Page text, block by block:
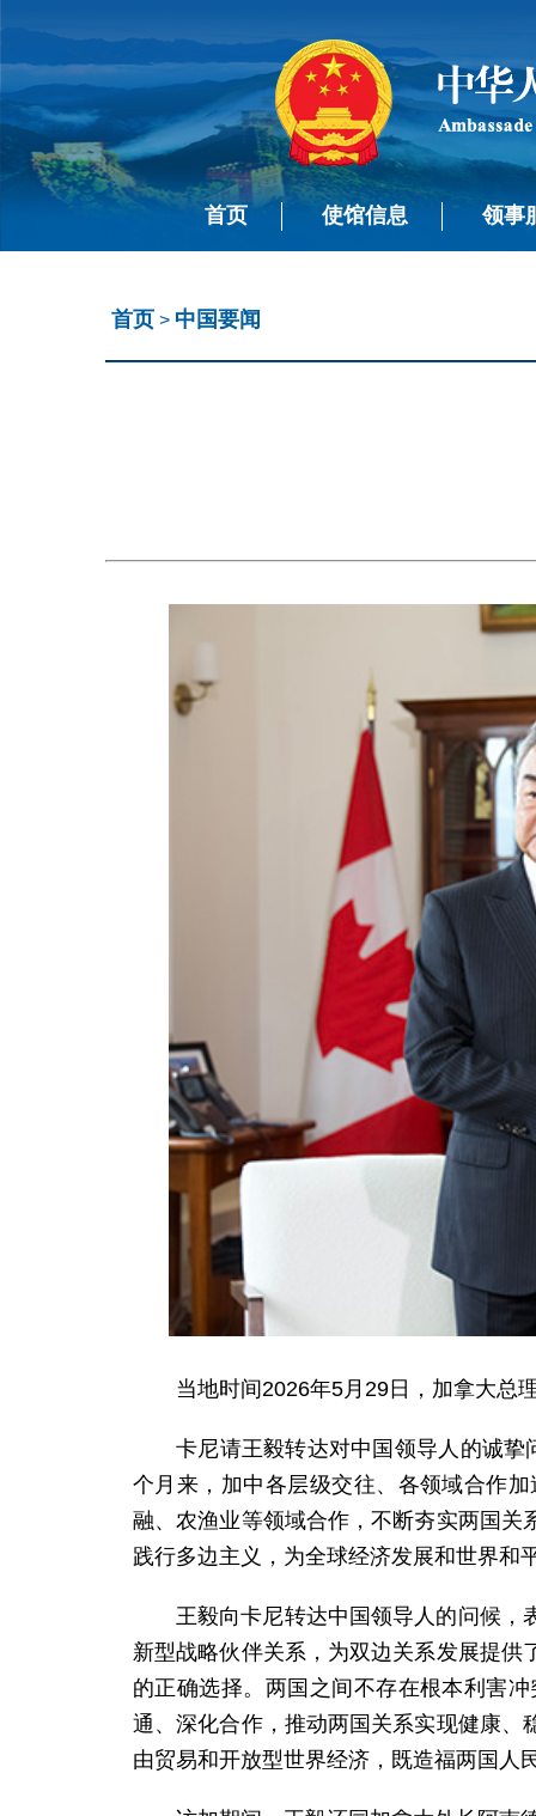
首页 使馆信息 领事
首页 > 中国要闻
当地时间2026年5月29日，加拿大总
卡尼请王毅转达对中国领导人的诚
个月来，加中各层级交往、各领域合作
融、农渔业等领域合作，不断夯实两国
践行多边主义，为全球经济发展和世界和
王毅向卡尼转达中国领导人的问候，
新型战略伙伴关系，为双边关系发展提
的正确选择。两国之间不存在根本利害
通、深化合作，推动两国关系实现健康
由贸易和开放型世界经济，既造福两国人